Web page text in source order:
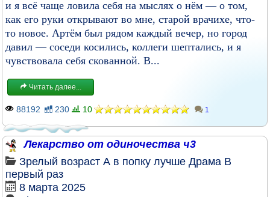
и я всё чаще ловила себя на мыслях о нём — о том,
как его руки открывают во мне, старой врачихе, что-
то новое. Артём был рядом каждый вечер, но город
давил — соседи косились, коллеги шептались, и я
чувствовала себя скованной. В...
Читать далее...
88192 230 10 1
Лекарство от одиночества ч3
Зрелый возраст А в попку лучше Драма В
первый раз
8 марта 2025